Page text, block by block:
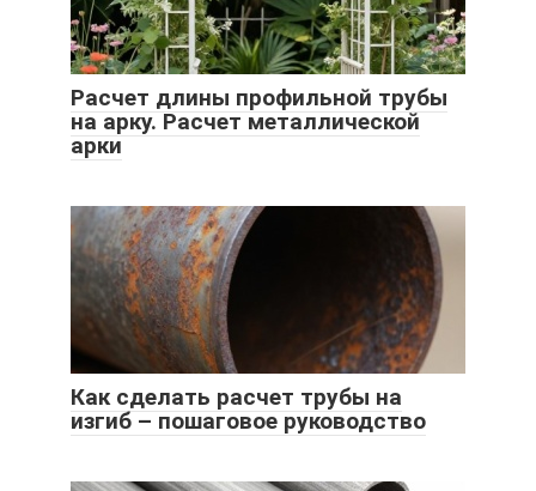
Расчет длины профильной трубы
на арку. Расчет металлической
арки
Как сделать расчет трубы на
изгиб – пошаговое руководство